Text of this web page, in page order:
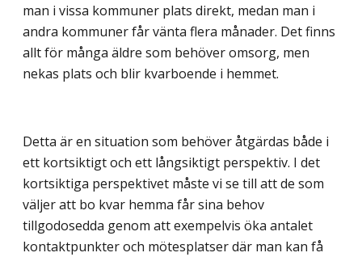
man i vissa kommuner plats direkt, medan man i
andra kommuner får vänta flera månader. Det finns
allt för många äldre som behöver omsorg, men
nekas plats och blir kvarboende i hemmet.
Detta är en situation som behöver åtgärdas både i
ett kortsiktigt och ett långsiktigt perspektiv. I det
kortsiktiga perspektivet måste vi se till att de som
väljer att bo kvar hemma får sina behov
tillgodosedda genom att exempelvis öka antalet
kontaktpunkter och mötesplatser där man kan få